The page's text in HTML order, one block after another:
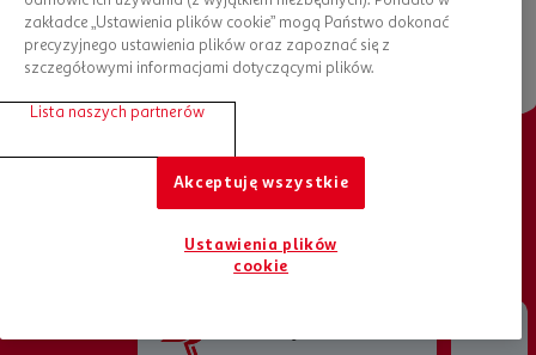
pomieszczenia!
Chcesz otrzymywać nowości?
zakładce „Ustawienia plików cookie” mogą Państwo dokonać
precyzyjnego ustawienia plików oraz zapoznać się z
szczegółowymi informacjami dotyczącymi plików.
Lista naszych partnerów
Akceptuję wszystkie
Ustawienia plików
cookie